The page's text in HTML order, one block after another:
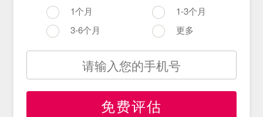
1个月
1-3个月
3-6个月
更多
免费评估